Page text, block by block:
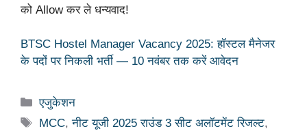
को Allow कर ले धन्यवाद!
BTSC Hostel Manager Vacancy 2025: हॉस्टल मैनेजर
के पदों पर निकली भर्ती — 10 नवंबर तक करें आवेदन
Categories
एजुकेशन
Tags
MCC,नीट यूजी 2025 राउंड 3 सीट अलॉटमेंट रिजल्ट,